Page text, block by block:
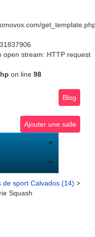
open stream: HTTP request
on line 98
Blog
Ajouter une salle
de sport Calvados (14) >
Squash